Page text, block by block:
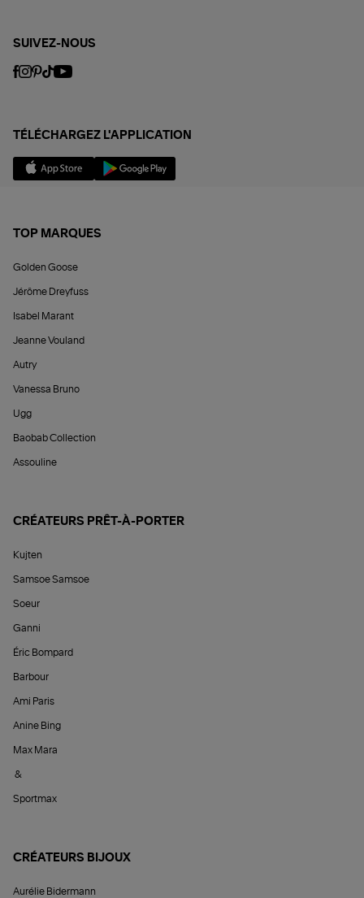
SUIVEZ-NOUS
TÉLÉCHARGEZ L'APPLICATION
TOP MARQUES
Golden Goose
Jérôme Dreyfuss
Isabel Marant
Jeanne Vouland
Autry
Vanessa Bruno
Ugg
Baobab Collection
Assouline
CRÉATEURS PRÊT-À-PORTER
Kujten
Samsoe Samsoe
Soeur
Ganni
Éric Bompard
Barbour
Ami Paris
Anine Bing
Max Mara
&
Sportmax
CRÉATEURS BIJOUX
Aurélie Bidermann